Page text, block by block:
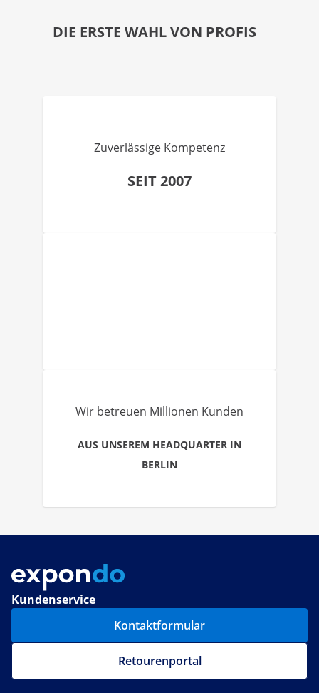
DIE ERSTE WAHL VON PROFIS
Zuverlässige Kompetenz
SEIT 2007
Wir betreuen Millionen Kunden
AUS UNSEREM HEADQUARTER IN
BERLIN
Kundenservice
Kontaktformular
Retourenportal